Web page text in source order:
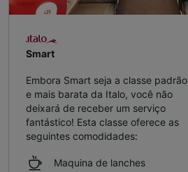
Smart
Embora Smart seja a classe padrão
e mais barata da Italo, você não
deixará de receber um serviço
fantástico! Esta classe oferece as
seguintes comodidades:
Maquina de lanches